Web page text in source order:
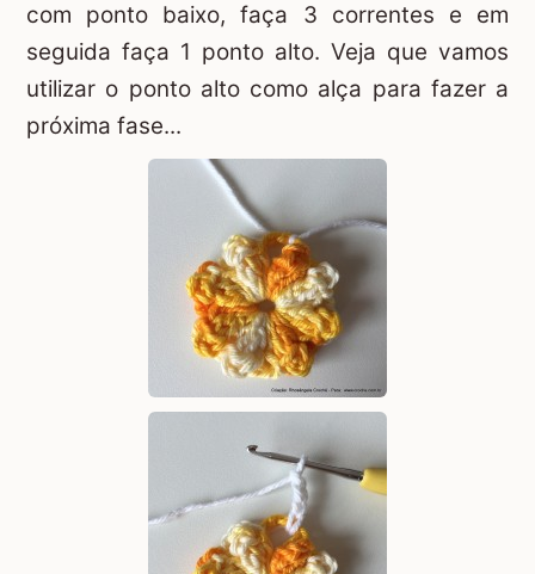
com ponto baixo, faça 3 correntes e em
seguida faça 1 ponto alto. Veja que vamos
utilizar o ponto alto como alça para fazer a
próxima fase...